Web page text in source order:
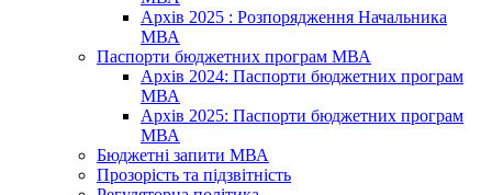
Архів 2025 : Розпорядження Начальника
МВА
Паспорти бюджетних програм МВА
Архів 2024: Паспорти бюджетних програм
МВА
Архів 2025: Паспорти бюджетних програм
МВА
Бюджетні запити МВА
Прозорість та підзвітність